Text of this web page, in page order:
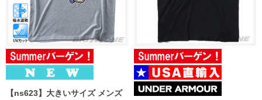
【ns623】大きいサイズ メンズ